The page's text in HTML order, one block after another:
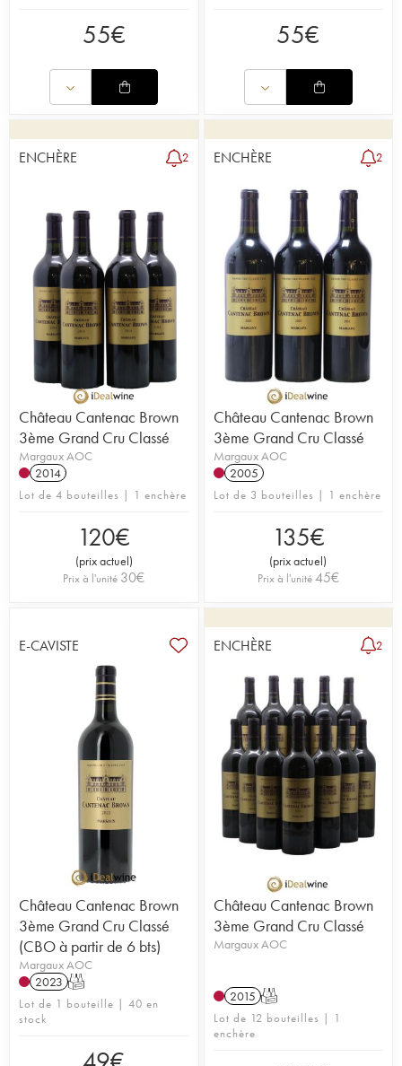
55€ 55€
ENCHÈRE 2
Château Cantenac Brown
3ème Grand Cru Classé
Margaux AOC
2014
Lot de 4 bouteilles | 1 enchère
120€
(prix actuel)
Prix à l'unité 30€
ENCHÈRE 2
Château Cantenac Brown
3ème Grand Cru Classé
Margaux AOC
2005
Lot de 3 bouteilles | 1 enchère
135€
(prix actuel)
Prix à l'unité45€
E-CAVISTE
Château Cantenac Brown
3ème Grand Cru Classé
(CBO à partir de 6 bts)
Margaux AOC
2023 T
Lot de 1 bouteille | 40 en
stock
ENCHÈRE 2
Château Cantenac Brown
3ème Grand Cru Classé
Margaux AOC
2015 T
Lot de 12 bouteilles | 1
enchère